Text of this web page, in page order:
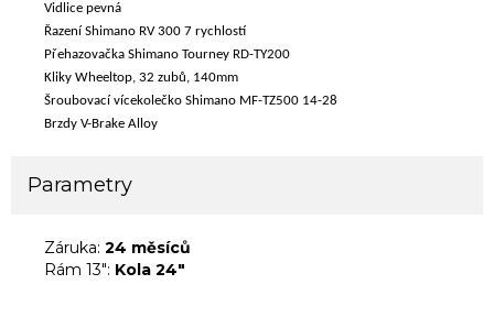
Vidlice pevná
Řazení Shimano RV 300 7 rychlostí
Přehazovačka Shimano Tourney RD-TY200
Kliky Wheeltop, 32 zubů, 140mm
Šroubovací vícekolečko Shimano MF-TZ500 14-28
Brzdy V-Brake Alloy
Parametry
Záruka: 24 měsíců
Rám 13": Kola 24"